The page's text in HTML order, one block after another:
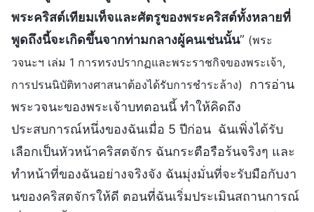
พระคริสต์เทียมเท็จและศัตรูของพระคริสต์ทั้งหลายที่
พูดถึงนี้จะเกิดขึ้นจากท่ามกลางผู้คนเช่นนั้น” (พระ
วจนะฯ เล่ม 1 การทรงปรากฏและพระราชกิจของพระเจ้า,
การปรนนิบัติทางศาสนาต้องได้รับการชำระล้าง)
การอ่าน
พระวจนะของพระเจ้าบทตอนนี้ ทำให้คิดถึง
ประสบการณ์หนึ่งของฉันเมื่อ 5 ปีก่อน ฉันเพิ่งได้รับ
เลือกเป็นหัวหน้าคริสตจักร ฉันกระตือรือร้นจริงๆ และ
ทำหน้าที่ของฉันอย่างจริงจัง ฉันมุ่งมั่นที่จะรับมือกับงา
นของคริสตจักรให้ดี ตอนที่ฉันเริ่มประเมินสถานการณ์